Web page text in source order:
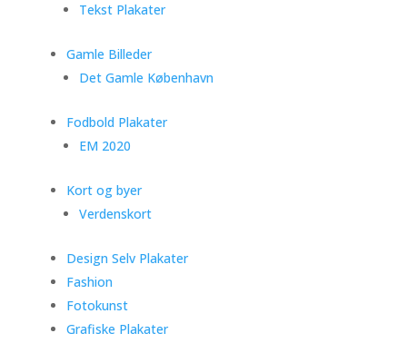
Tekst Plakater
Gamle Billeder
Det Gamle København
Fodbold Plakater
EM 2020
Kort og byer
Verdenskort
Design Selv Plakater
Fashion
Fotokunst
Grafiske Plakater